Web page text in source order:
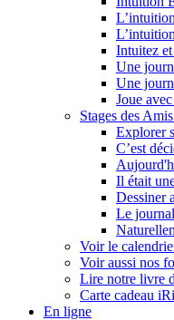
Intuitez
Une
Une
Joue
Stages des
Explorer
C’est
Il était
Dessiner
Le
Voir le
Voir aussi nos
Lire notre livre
Carte cadeau
En ligne